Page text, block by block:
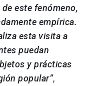
este fenómeno,
empírica.
esta visita a
puedan
y prácticas
popular”,